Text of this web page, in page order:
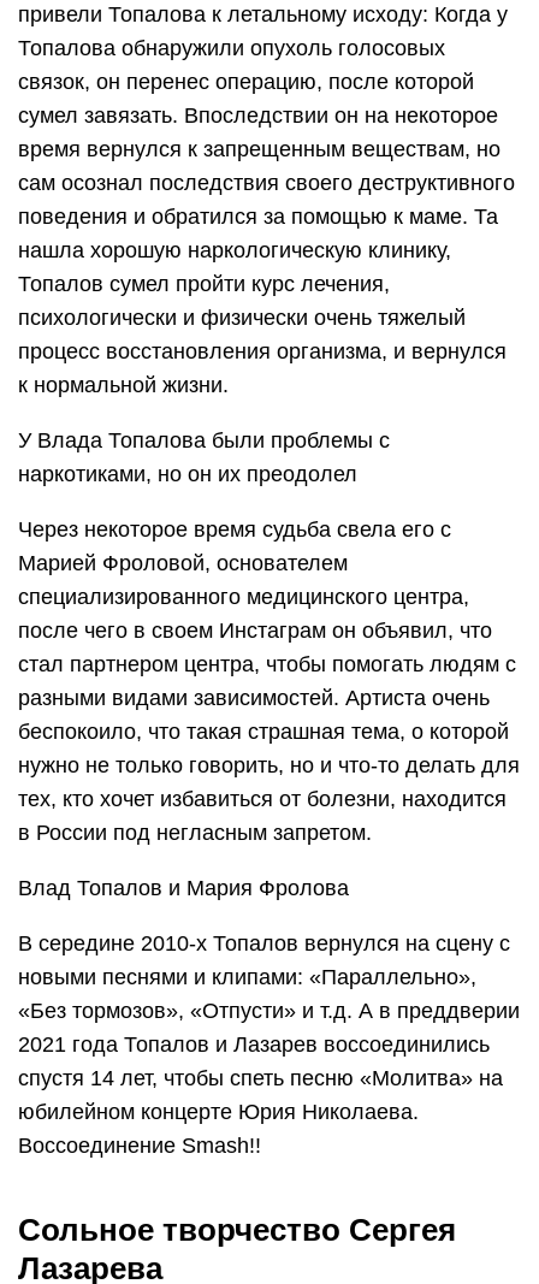
привели Топалова к летальному исходу: Когда у
Топалова обнаружили опухоль голосовых
связок, он перенес операцию, после которой
сумел завязать. Впоследствии он на некоторое
время вернулся к запрещенным веществам, но
сам осознал последствия своего деструктивного
поведения и обратился за помощью к маме. Та
нашла хорошую наркологическую клинику,
Топалов сумел пройти курс лечения,
психологически и физически очень тяжелый
процесс восстановления организма, и вернулся
к нормальной жизни.
У Влада Топалова были проблемы с
наркотиками, но он их преодолел
Через некоторое время судьба свела его с
Марией Фроловой, основателем
специализированного медицинского центра,
после чего в своем Инстаграм он объявил, что
стал партнером центра, чтобы помогать людям с
разными видами зависимостей. Артиста очень
беспокоило, что такая страшная тема, о которой
нужно не только говорить, но и что-то делать для
тех, кто хочет избавиться от болезни, находится
в России под негласным запретом.
Влад Топалов и Мария Фролова
В середине 2010-х Топалов вернулся на сцену с
новыми песнями и клипами: «Параллельно»,
«Без тормозов», «Отпусти» и т.д. А в преддверии
2021 года Топалов и Лазарев воссоединились
спустя 14 лет, чтобы спеть песню «Молитва» на
юбилейном концерте Юрия Николаева.
Воссоединение Smash!!
Сольное творчество Сергея
Лазарева